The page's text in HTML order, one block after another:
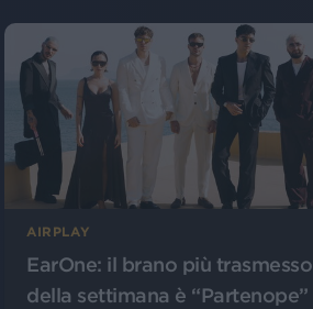
AIRPLAY
EarOne: il brano più trasmesso
della settimana è “Partenope”